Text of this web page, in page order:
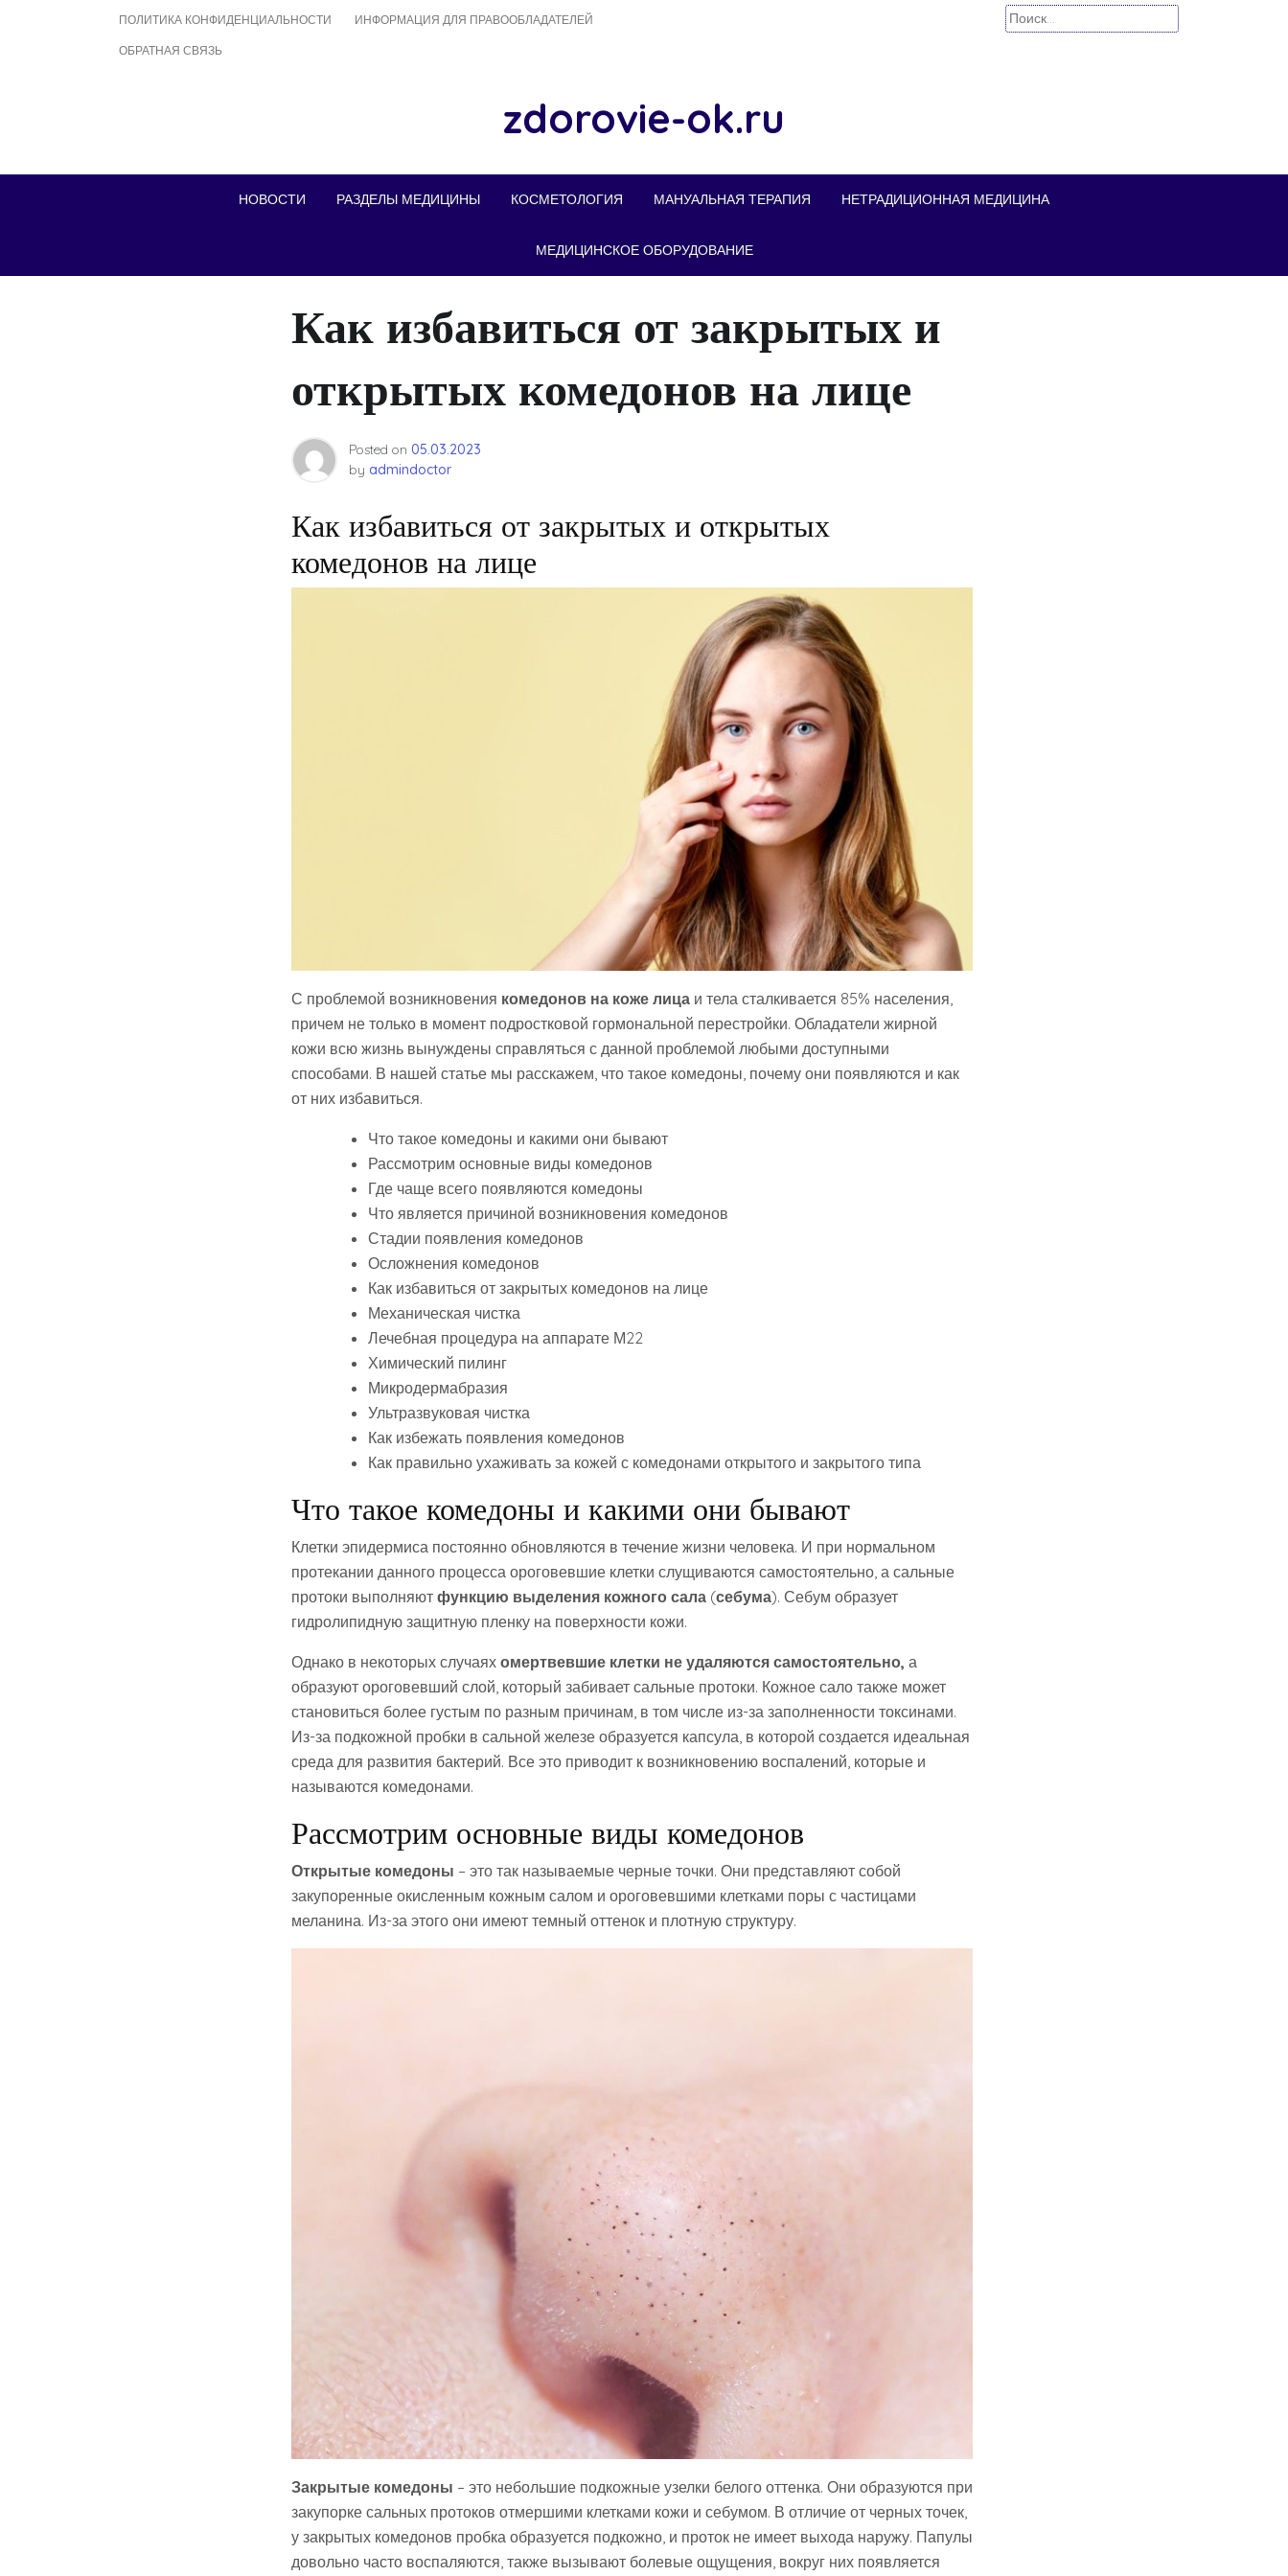
ПОЛИТИКА КОНФИДЕНЦИАЛЬНОСТИ ИНФОРМАЦИЯ ДЛЯ ПРАВООБЛАДАТЕЛЕЙ
ОБРАТНАЯ СВЯЗЬ
Найти:
zdorovie-ok.ru
НОВОСТИ РАЗДЕЛЫ МЕДИЦИНЫ КОСМЕТОЛОГИЯ МАНУАЛЬНАЯ ТЕРАПИЯ НЕТРАДИЦИОННАЯ МЕДИЦИНА
МЕДИЦИНСКОЕ ОБОРУДОВАНИЕ
Как избавиться от закрытых и
открытых комедонов на лице
Posted on 05.03.2023
by admindoctor
Как избавиться от закрытых и открытых
комедонов на лице
С проблемой возникновения комедонов на коже лица и тела сталкивается 85% населения,
причем не только в момент подростковой гормональной перестройки. Обладатели жирной
кожи всю жизнь вынуждены справляться с данной проблемой любыми доступными
способами. В нашей статье мы расскажем, что такое комедоны, почему они появляются и как
от них избавиться.
Что такое комедоны и какими они бывают
Рассмотрим основные виды комедонов
Где чаще всего появляются комедоны
Что является причиной возникновения комедонов
Стадии появления комедонов
Осложнения комедонов
Как избавиться от закрытых комедонов на лице
Механическая чистка
Лечебная процедура на аппарате М22
Химический пилинг
Микродермабразия
Ультразвуковая чистка
Как избежать появления комедонов
Как правильно ухаживать за кожей с комедонами открытого и закрытого типа
Что такое комедоны и какими они бывают
Клетки эпидермиса постоянно обновляются в течение жизни человека. И при нормальном
протекании данного процесса ороговевшие клетки слущиваются самостоятельно, а сальные
протоки выполняют функцию выделения кожного сала (себума). Себум образует
гидролипидную защитную пленку на поверхности кожи.
Однако в некоторых случаях омертвевшие клетки не удаляются самостоятельно, а
образуют ороговевший слой, который забивает сальные протоки. Кожное сало также может
становиться более густым по разным причинам, в том числе из-за заполненности токсинами.
Из-за подкожной пробки в сальной железе образуется капсула, в которой создается идеальная
среда для развития бактерий. Все это приводит к возникновению воспалений, которые и
называются комедонами.
Рассмотрим основные виды комедонов
Открытые комедоны – это так называемые черные точки. Они представляют собой
закупоренные окисленным кожным салом и ороговевшими клетками поры с частицами
меланина. Из-за этого они имеют темный оттенок и плотную структуру.
Закрытые комедоны – это небольшие подкожные узелки белого оттенка. Они образуются при
закупорке сальных протоков отмершими клетками кожи и себумом. В отличие от черных точек,
у закрытых комедонов пробка образуется подкожно, и проток не имеет выхода наружу. Папулы
довольно часто воспаляются, также вызывают болевые ощущения, вокруг них появляется